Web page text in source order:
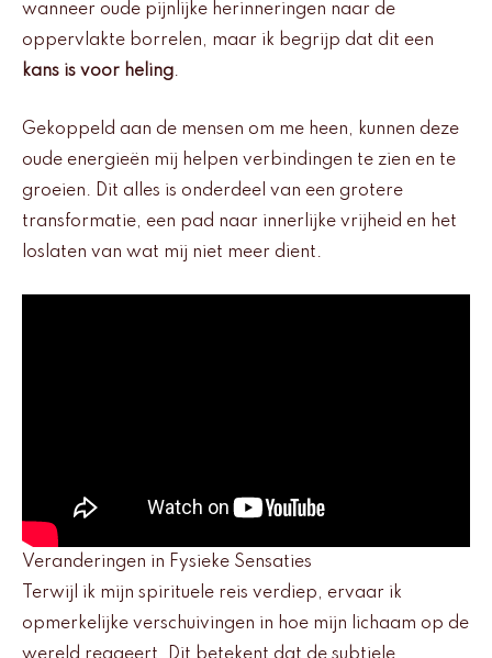
wanneer oude pijnlijke herinneringen naar de
oppervlakte borrelen, maar ik begrijp dat dit een
kans is voor heling.
Gekoppeld aan de mensen om me heen, kunnen deze
oude energieën mij helpen verbindingen te zien en te
groeien. Dit alles is onderdeel van een grotere
transformatie, een pad naar innerlijke vrijheid en het
loslaten van wat mij niet meer dient.
Veranderingen in Fysieke Sensaties
Terwijl ik mijn spirituele reis verdiep, ervaar ik
opmerkelijke verschuivingen in hoe mijn lichaam op de
wereld reageert. Dit betekent dat de subtiele